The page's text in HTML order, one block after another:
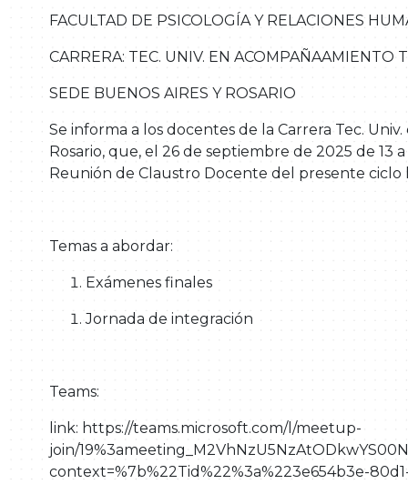
FACULTAD DE PSICOLOGÍA Y RELACIONES
CARRERA: TEC. UNIV. EN ACOMPAÑAAMIENTO
SEDE BUENOS AIRES Y ROSARIO
Se informa a los docentes de la Carrera Tec.
Rosario, que, el 26 de septiembre de 2025 de 13
Reunión de Claustro Docente del presente ciclo
Temas a abordar:
Exámenes finales
Jornada de integración
Teams:
link: https://teams.microsoft.com/l/meetup-
join/
context=%7b%22Tid%22%3a%223e654b3e-